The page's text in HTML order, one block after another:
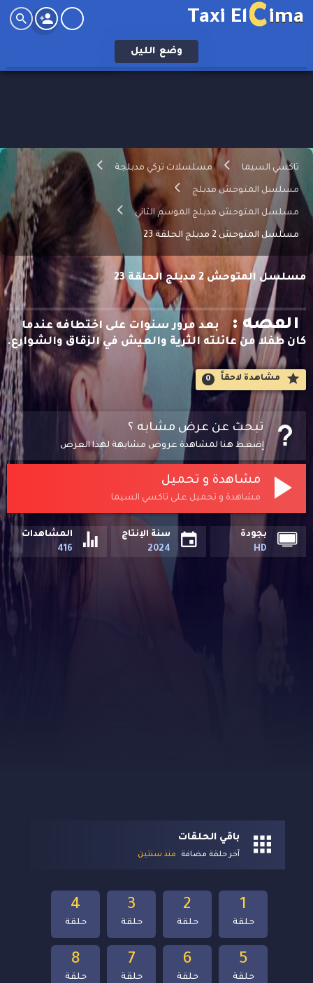
Taxi ElCima
وضع الليل
تاكسي السيما مسلسلات تركي مدبلجة
مسلسل المتوحش مدبلج
مسلسل المتوحش مدبلج الموسم الثاني
مسلسل المتوحش 2 مدبلج الحلقة 23
مسلسل المتوحش 2 مدبلج الحلقة 23
القصه :
بعد مرور سنوات على اختطافه عندما
كان طفلا من عائلته الثرية والعيش في الزقاق والشوارع.
مشاهدة لاحقاََ 0
تبحث عن عرض مشابه ؟
إضغط هنا لمشاهدة عروض مشابهة لهذا العرض
مشاهدة و تحميل
مشاهدة و تحميل على تاكسي السيما
بجودة
HD
سنة الإنتاج
2024
المشاهدات
416
باقي الحلقات
آخر حلقة مضافة منذ سنتين
8
حلقة
7
حلقة
6
حلقة
5
حلقة
4
حلقة
3
حلقة
2
حلقة
1
حلقة